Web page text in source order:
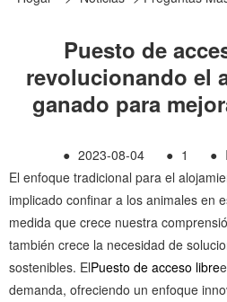
Puesto de
revolucionando el
ganado para
● 2023-08-04 ● 1 ●
El enfoque tradicional para el
implicado confinar a los animales en
medida que crece nuestra
también crece la necesidad de
sostenibles. ElPuesto de acceso libre
demanda, ofreciendo un enfoque